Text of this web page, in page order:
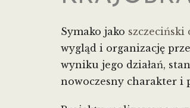
Symako jako szczeciński
wygląd i organizację
wyniku jego działań,
nowoczesny charakter i